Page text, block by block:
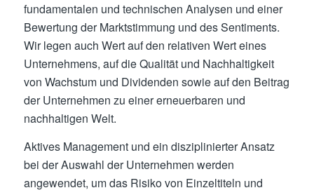
fundamentalen und technischen Analysen und einer
Bewertung der Marktstimmung und des Sentiments.
Wir legen auch Wert auf den relativen Wert eines
Unternehmens, auf die Qualität und Nachhaltigkeit
von Wachstum und Dividenden sowie auf den Beitrag
der Unternehmen zu einer erneuerbaren und
nachhaltigen Welt.
Aktives Management und ein disziplinierter Ansatz
bei der Auswahl der Unternehmen werden
angewendet, um das Risiko von Einzeltiteln und